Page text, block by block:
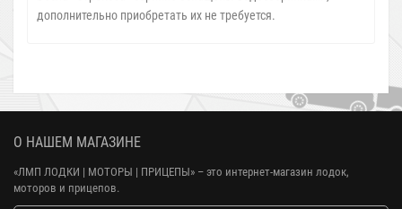
дополнительно приобретать их не требуется.
О НАШЕМ МАГАЗИНЕ
«ЛМП ЛОДКИ | МОТОРЫ | ПРИЦЕПЫ» – это интернет-магазин лодок,
моторов и прицепов.